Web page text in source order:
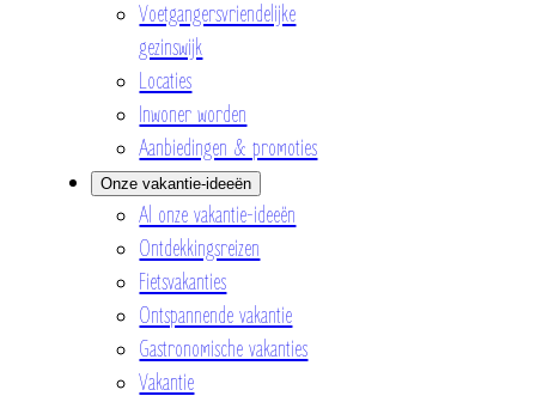
Voetgangersvriendelijke
gezinswijk
Locaties
Inwoner worden
Aanbiedingen & promoties
Onze vakantie-ideeën
Al onze vakantie-ideeën
Ontdekkingsreizen
Fietsvakanties
Ontspannende vakantie
Gastronomische vakanties
Vakantie